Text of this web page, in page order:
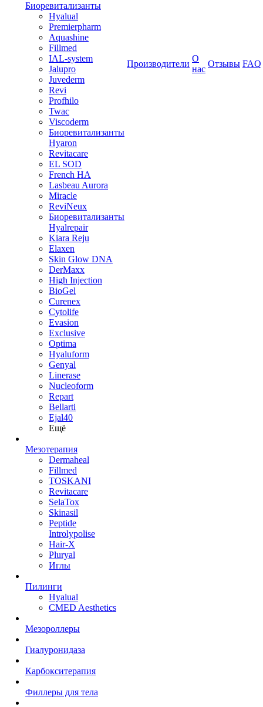
Биоревитализанты
Hyalual
Premierpharm
Aquashine
Fillmed
IAL-system
Jalupro
Juvederm
Revi
Profhilo
Twac
Viscoderm
Биоревитализанты
Hyaron
Revitacare
EL SOD
French HA
Lasbeau Aurora
Miracle
ReviNeux
Биоревитализанты
Hyalrepair
Kiara Reju
Elaxen
Skin Glow DNA
DerMaxx
High Injection
BioGel
Curenex
Cytolife
Evasion
Exclusive
Optima
Hyaluform
Genyal
Linerase
Nucleoform
Repart
Bellarti
Ejal40
Ещё
Мезотерапия
Dermaheal
Fillmed
TOSKANI
Revitacare
SelaTox
Skinasil
Peptide
Introlypolise
Hair-X
Pluryal
Иглы
Пилинги
Hyalual
CMED Aesthetics
Мезороллеры
Гиалуронидаза
Карбокситерапия
Филлеры для тела
Производители
О
нас
Отзывы FAQ